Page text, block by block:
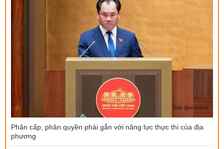
Phân cấp, phân quyền phải gắn với năng lực thực thi của địa
phương